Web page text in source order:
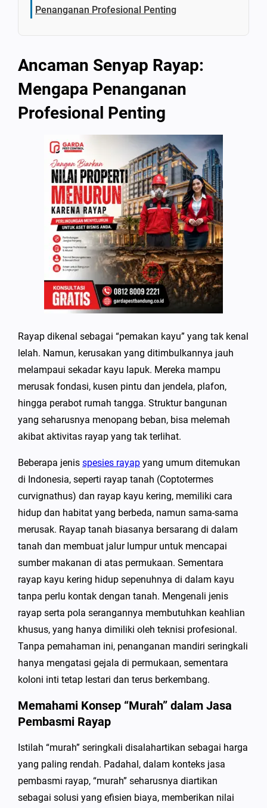
Penanganan Profesional Penting
Ancaman Senyap Rayap:
Mengapa Penanganan
Profesional Penting
Rayap dikenal sebagai “pemakan kayu” yang tak kenal
lelah. Namun, kerusakan yang ditimbulkannya jauh
melampaui sekadar kayu lapuk. Mereka mampu
merusak fondasi, kusen pintu dan jendela, plafon,
hingga perabot rumah tangga. Struktur bangunan
yang seharusnya menopang beban, bisa melemah
akibat aktivitas rayap yang tak terlihat.
Beberapa jenis spesies rayap yang umum ditemukan
di Indonesia, seperti rayap tanah (Coptotermes
curvignathus) dan rayap kayu kering, memiliki cara
hidup dan habitat yang berbeda, namun sama-sama
merusak. Rayap tanah biasanya bersarang di dalam
tanah dan membuat jalur lumpur untuk mencapai
sumber makanan di atas permukaan. Sementara
rayap kayu kering hidup sepenuhnya di dalam kayu
tanpa perlu kontak dengan tanah. Mengenali jenis
rayap serta pola serangannya membutuhkan keahlian
khusus, yang hanya dimiliki oleh teknisi profesional.
Tanpa pemahaman ini, penanganan mandiri seringkali
hanya mengatasi gejala di permukaan, sementara
koloni inti tetap lestari dan terus berkembang.
Memahami Konsep “Murah” dalam Jasa
Pembasmi Rayap
Istilah “murah” seringkali disalahartikan sebagai harga
yang paling rendah. Padahal, dalam konteks jasa
pembasmi rayap, “murah” seharusnya diartikan
sebagai solusi yang efisien biaya, memberikan nilai